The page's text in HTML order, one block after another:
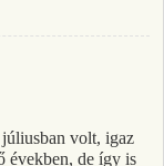
volt, igaz
években, de így is